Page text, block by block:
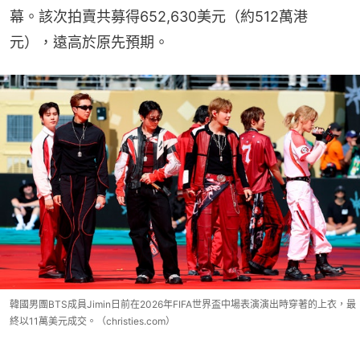
幕。該次拍賣共募得652,630美元（約512萬港
元），遠高於原先預期。
韓國男團BTS成員Jimin日前在2026年FIFA世界盃中場表演演出時穿著的上衣，最
終以11萬美元成交。（christies.com）